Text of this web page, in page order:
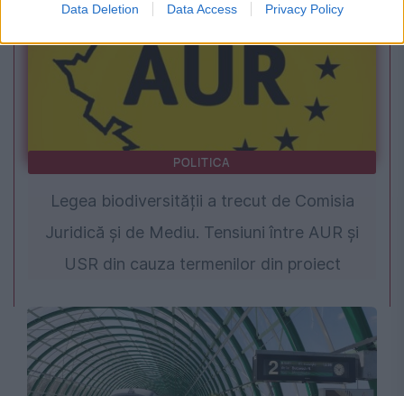
Data Deletion Data Access Privacy Policy
POLITICA
Legea biodiversității a trecut de Comisia
Juridică și de Mediu. Tensiuni între AUR și
USR din cauza termenilor din proiect